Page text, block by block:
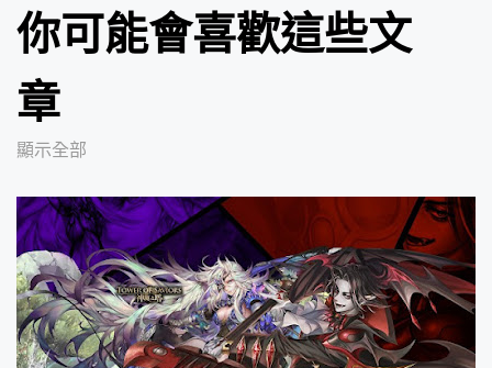
你可能會喜歡這些文
章
顯示全部